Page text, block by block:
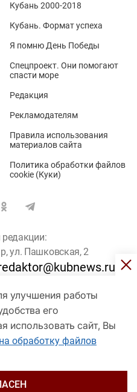
улучшения работы
его
использовать сайт, Вы
обработку файлов
Кубань 2000-2018
Кубань. Формат успеха
Я помню День Победы
Спецпроект. Они помогают
спасти море
Редакция
Рекламодателям
Правила использования
материалов сайта
Политика обработки файлов
cookie (Куки)
ул. Пашковская, 2
старше 16 лет
2017
Федеральной
информационных технологий
Регистрационный
– Филиппов О. Ю.